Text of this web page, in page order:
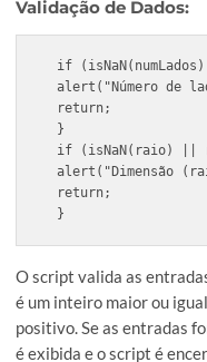
Solicitação de
var numLados =
var raio =
O script utiliza a
número de lados e a
cancelar qualquer um
termina.
Validação de Dados